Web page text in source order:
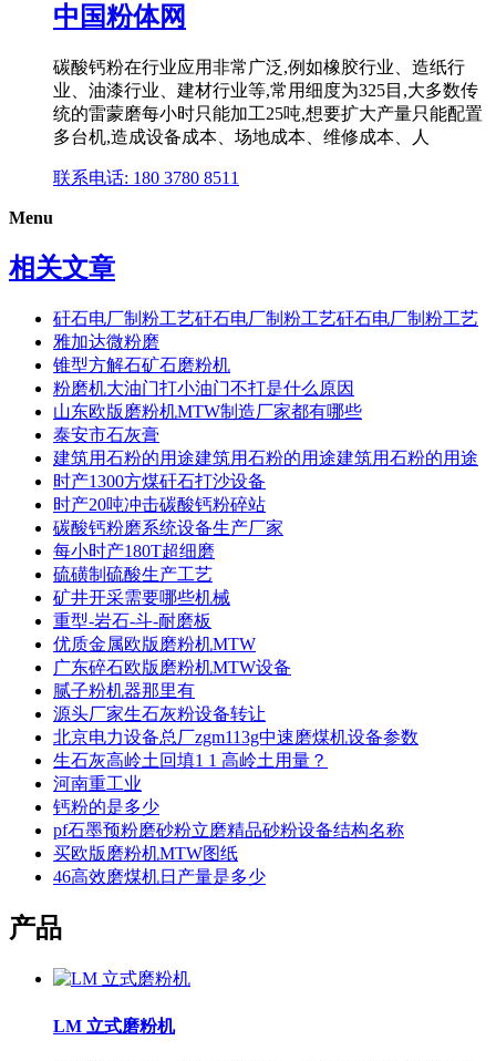
中国粉体网
碳酸钙粉在行业应用非常广泛,例如橡胶行业、造纸行
业、油漆行业、建材行业等,常用细度为325目,大多数传
统的雷蒙磨每小时只能加工25吨,想要扩大产量只能配置
多台机,造成设备成本、场地成本、维修成本、人
联系电话: 180 3780 8511
Menu
相关文章
矸石电厂制粉工艺矸石电厂制粉工艺矸石电厂制粉工艺
雅加达微粉磨
锥型方解石矿石磨粉机
粉磨机大油门打小油门不打是什么原因
山东欧版磨粉机MTW制造厂家都有哪些
泰安市石灰膏
建筑用石粉的用途建筑用石粉的用途建筑用石粉的用途
时产1300方煤矸石打沙设备
时产20吨冲击碳酸钙粉碎站
碳酸钙粉磨系统设备生产厂家
每小时产180T超细磨
硫磺制硫酸生产工艺
矿井开采需要哪些机械
重型-岩石-斗-耐磨板
优质金属欧版磨粉机MTW
广东碎石欧版磨粉机MTW设备
腻子粉机器那里有
源头厂家生石灰粉设备转让
北京电力设备总厂zgm113g中速磨煤机设备参数
生石灰高岭土回填1 1 高岭土用量？
河南重工业
钙粉的是多少
pf石墨预粉磨砂粉立磨精品砂粉设备结构名称
买欧版磨粉机MTW图纸
46高效磨煤机日产量是多少
产品
LM 立式磨粉机